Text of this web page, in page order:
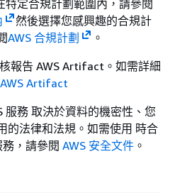
特定合規計劃範圍內，請參閱
然後選擇您感興趣的合規計
AWS 合規計劃
。
報告 AWS Artifact。如需詳細
Artifact
服務 取決於資料的機密性、您
的法律和法規。如需使用 時合
，請參閱 AWS 安全文件 。